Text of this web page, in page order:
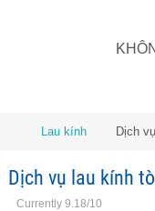
Lau kính Dịch
Dịch vụ lau kính
Currently 9.18/10